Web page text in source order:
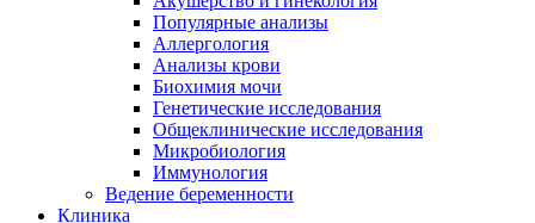
Популярные анализы
Аллергология
Анализы крови
Биохимия мочи
Генетические исследования
Общеклинические исследования
Микробиология
Иммунология
Ведение беременности
Клиника